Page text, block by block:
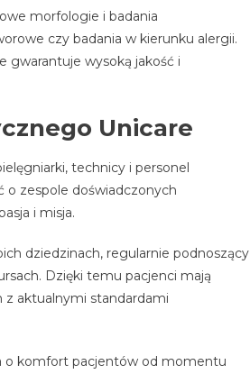
morfologie i badania
czy badania w kierunku alergii.
gwarantuje wysoką jakość i
Unicare
technicy i personel
zespole doświadczonych
i misja.
dziedzinach, regularnie podnoszący
Dzięki temu pacjenci mają
aktualnymi standardami
o komfort pacjentów od momentu